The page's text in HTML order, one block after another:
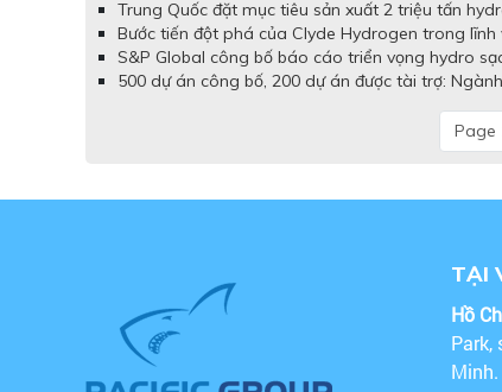
Trung Quốc đặt mục tiêu sản xuất 2 triệu tấn
Bước tiến đột phá của Clyde Hydrogen trong
S&P Global công bố báo cáo triển vọng hydro
500 dự án công bố, 200 dự án được tài trợ:
Page
TẠI
Hồ
Park,